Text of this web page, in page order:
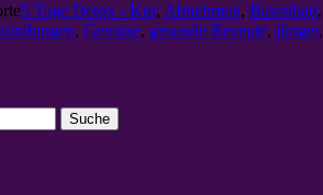
5 Tage Detox - Kur, Abnehmen, Basenbad,
, Gemüse, gesunde Rezepte, jünger,